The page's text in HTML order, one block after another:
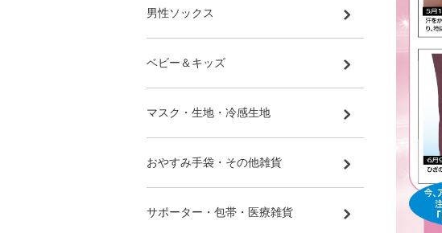
男性ソックス
ベビー＆キッズ
マスク・生地・冷感生地
おやすみ手袋・その他雑貨
サポーター・包帯・医療雑貨